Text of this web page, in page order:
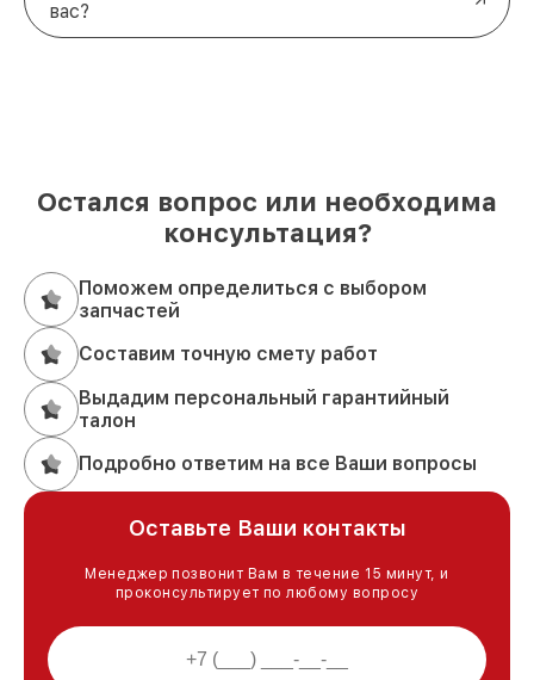
вас?
Остался вопрос или необходима
консультация?
Поможем определиться с выбором
запчастей
Составим точную смету работ
Выдадим персональный гарантийный
талон
Подробно ответим на все Ваши вопросы
Оставьте Ваши контакты
Менеджер позвонит Вам в течение 15 минут, и
проконсультирует по любому вопросу